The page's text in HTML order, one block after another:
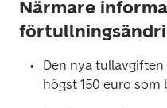
Närmare
Den nya
högst 150 euro som